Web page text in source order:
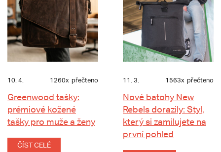
10. 4. 1260x přečteno
Greenwood tašky:
prémiové kožené
tašky pro muže a ženy
ČÍST CELÉ
11. 3. 1563x přečteno
Nové batohy New
Rebels dorazily: Styl,
který si zamilujete na
první pohled